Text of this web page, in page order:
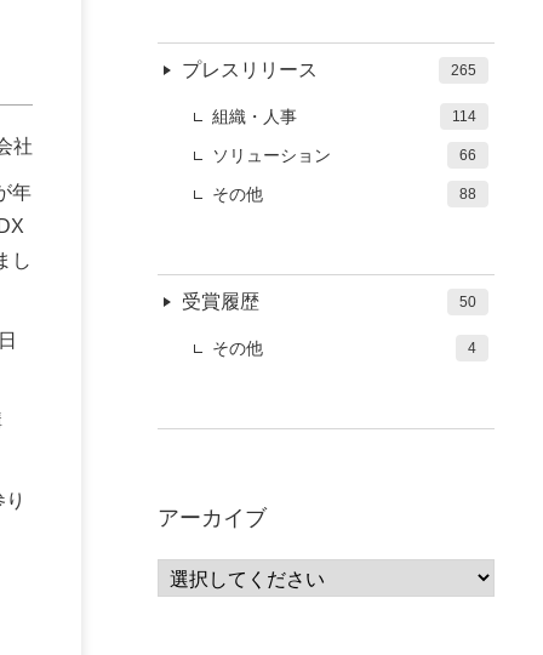
社
年
し
プレスリリース 265
組織・人事 114
ソリューション 66
その他 88
受賞履歴 50
その他 4
アーカイブ